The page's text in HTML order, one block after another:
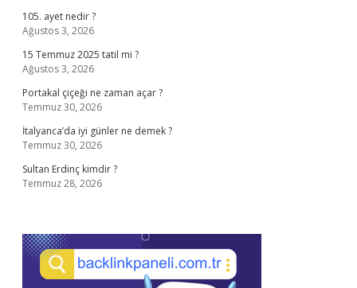
105. ayet nedir ?
Ağustos 3, 2026
15 Temmuz 2025 tatil mi ?
Ağustos 3, 2026
Portakal çiçeği ne zaman açar ?
Temmuz 30, 2026
İtalyanca’da iyi günler ne demek ?
Temmuz 30, 2026
Sultan Erdinç kimdir ?
Temmuz 28, 2026